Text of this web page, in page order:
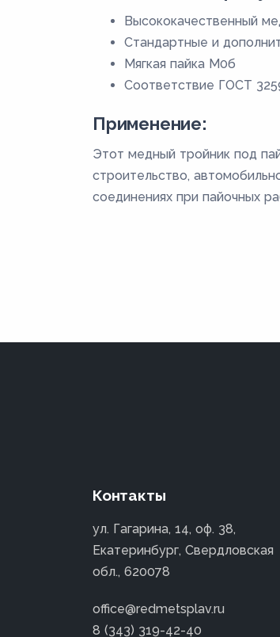
Высококачественный
Стандартные и
Мягкая пайка М0б
Соответствие ГОСТ
Применение:
Этот медный тройник под
строительство,
соединениях при пайочных
Контакты
ул. Гагарина, 14, оф. 38,
Екатеринбург, Свердловская
обл., 620078
office@redmetsplav.ru
8 (343) 319-42-40